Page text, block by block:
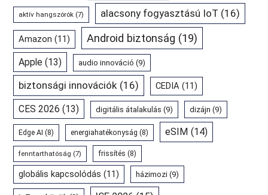
aktív hangszórók (7) alacsony fogyasztású IoT (16)
Amazon (11) Android biztonság (19)
Apple (13) audio innováció (9)
biztonsági innovációk (16) CEDIA (11)
CES 2026 (13) digitális átalakulás (9) dizájn (9)
Edge AI (8) energiahatékonyság (8) eSIM (14)
fenntarthatóság (7) frissítés (8)
globális kapcsolódás (11) házimozi (9)